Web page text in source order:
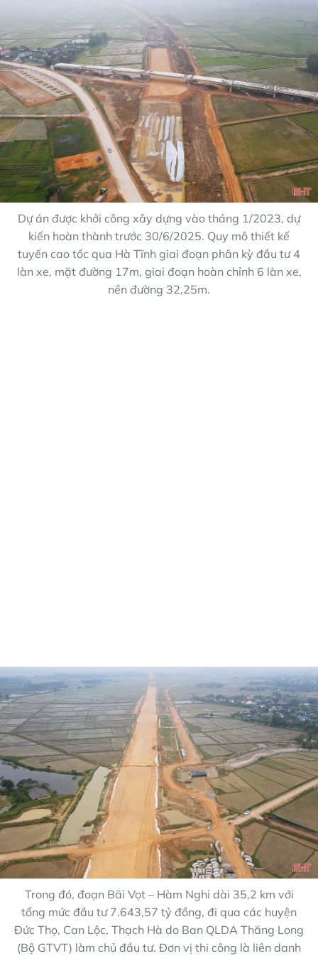
Dự án được khởi công xây dựng vào tháng 1/2023, dự
kiến hoàn thành trước 30/6/2025. Quy mô thiết kế
tuyến cao tốc qua Hà Tĩnh giai đoạn phân kỳ đầu tư 4
làn xe, mặt đường 17m, giai đoạn hoàn chỉnh 6 làn xe,
nền đường 32,25m.
Trong đó, đoạn Bãi Vọt – Hàm Nghi dài 35,2 km với
tổng mức đầu tư 7.643,57 tỷ đồng, đi qua các huyện
Đức Thọ, Can Lộc, Thạch Hà do Ban QLDA Thăng Long
(Bộ GTVT) làm chủ đầu tư. Đơn vị thi công là liên danh